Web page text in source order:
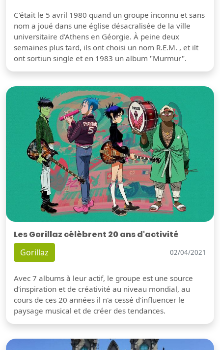
C'était le 5 avril 1980 quand un groupe inconnu et sans
nom a joué dans une église désacralisée de la ville
universitaire d'Athens en Géorgie. À peine deux
semaines plus tard, ils ont choisi un nom R.E.M. , et ilt
ont sortiun single et en 1983 un album "Murmur".
Les Gorillaz célèbrent 20 ans d'activité
Gorillaz 02/04/2021
Avec 7 albums à leur actif, le groupe est une source
d'inspiration et de créativité au niveau mondial, au
cours de ces 20 années il n'a cessé d'influencer le
paysage musical et de créer des tendances.